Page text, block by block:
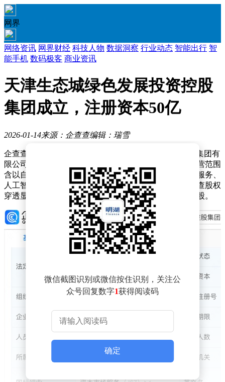
网界
网络资讯 网界财经 科技人物 数据洞察 行业动态 智能出行 智
能手机 数码极客 商业资讯
天津生态城绿色发展投资控股
集团成立，注册资本50亿
2026-01-14来源：企查查编辑：瑞雪
企查查APP显示，近日，天津生态城绿色发展投资控股集团有
限公司成立，法定代表人为张昆，注册资本50亿元，经营范围
含以自有资金从事投资活动、自有资金投资的资产管理服务、
人工智能行业应用系统集成服务、互联网销售等。企查查股权
穿透显示，该公司由中新天津生态城管理委员会全资持股。
微信截图识别或微信按住识别，关注公
众号回复数字1获得阅读码
确定